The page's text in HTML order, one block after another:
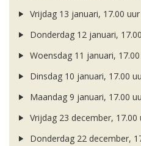
Vrijdag 13 januari, 17.00 uur
Donderdag 12 januari,
Woensdag 11 januari,
Dinsdag 10 januari, 17.00
Maandag 9 januari, 17.00
Vrijdag 23 december, 17.00
Donderdag 22 december,